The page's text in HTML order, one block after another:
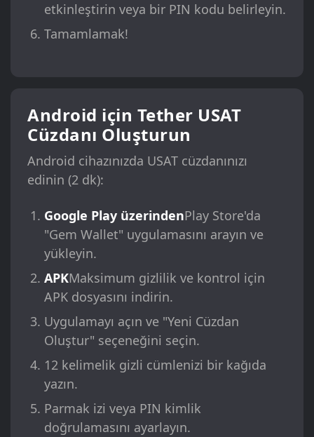
etkinleştirin veya bir PIN kodu belirleyin.
Tamamlamak!
Android için Tether USAT
Cüzdanı Oluşturun
Android cihazınızda USAT cüzdanınızı
edinin (2 dk):
Google Play üzerindenPlay Store'da
"Gem Wallet" uygulamasını arayın ve
yükleyin.
APKMaksimum gizlilik ve kontrol için
APK dosyasını indirin.
Uygulamayı açın ve "Yeni Cüzdan
Oluştur" seçeneğini seçin.
12 kelimelik gizli cümlenizi bir kağıda
yazın.
Parmak izi veya PIN kimlik
doğrulamasını ayarlayın.